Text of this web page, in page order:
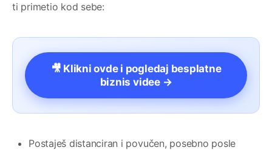
ti primetio kod sebe:
🎥 Klikni ovde i pogledaj besplatne
biznis videe →
Postaješ distanciran i povučen, posebno posle